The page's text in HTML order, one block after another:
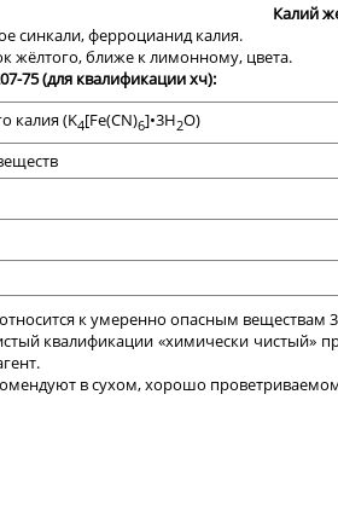
Калий
синкали, ферроцианид калия.
жёлтого, ближе к лимонному, цвета.
75 (для квалификации хч):
калия (K4[Fe(CN)6]•3H2O)
к умеренно опасным веществам 3
квалификации «химически чистый»
в сухом, хорошо